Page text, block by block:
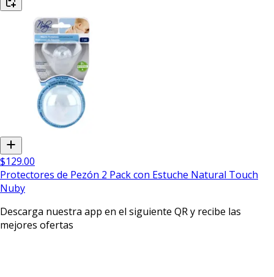
$129.00
Protectores de Pezón 2 Pack con Estuche Natural Touch
Nuby
Descarga nuestra app en el siguiente QR y recibe las
mejores ofertas